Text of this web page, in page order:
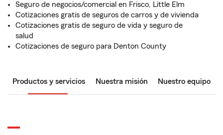
Seguro de negocios/comercial en Frisco, Little Elm
Cotizaciones gratis de seguros de carros y de vivienda
Cotizaciones gratis de seguro de vida y seguro de
salud
Cotizaciones de seguro para Denton County
Productos y servicios Nuestra misión Nuestro equipo